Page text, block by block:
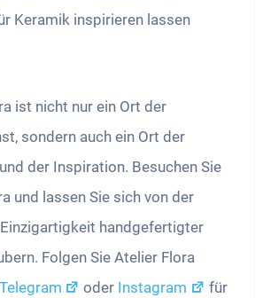
Keramik inspirieren lassen
ist nicht nur ein Ort der
sondern auch ein Ort der
der Inspiration. Besuchen Sie
und lassen Sie sich von der
handgefertigter
Folgen Sie Atelier Flora
Telegram oder Instagram
für